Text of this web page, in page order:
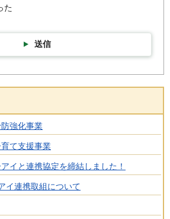
た
送信
強化事業
て支援事業
イと連携協定を締結しました！
イ連携取組について